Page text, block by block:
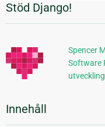
Ytterligare
information
Stöd Django!
Spencer
Software
Innehåll